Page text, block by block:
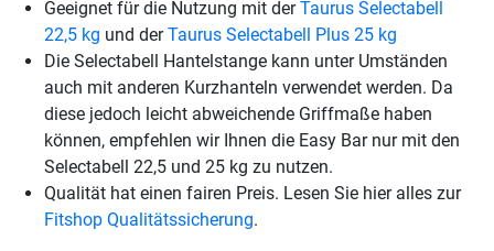
Geeignet für die Nutzung mit derTaurus Selectabell
22,5 kg und derTaurus Selectabell Plus 25 kg
Die Selectabell Hantelstange kann unter Umständen
auch mit anderen Kurzhanteln verwendet werden. Da
diese jedoch leicht abweichende Griffmaße haben
können, empfehlen wir Ihnen die Easy Bar nur mit den
Selectabell 22,5 und 25 kg zu nutzen.
Qualität hat einen fairen Preis. Lesen Sie hier alles zur
Fitshop Qualitätssicherung.